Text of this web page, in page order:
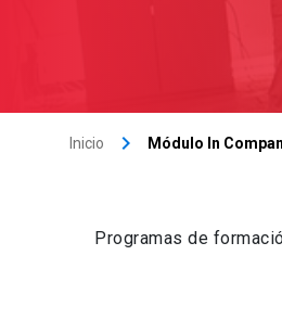
Inicio keyboard_arrow_right Módulo In
Programas de